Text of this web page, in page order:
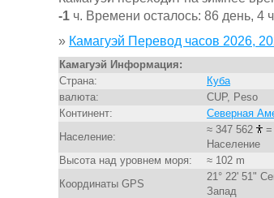
-1 ч. Времени осталось: 86 день, 4
» Камагуэй Перевод часов 2026,
Камагуэй Информация:
Страна:
Куба
валюта:
CUP, Peso
Континент:
Северная
Население:
≈ 347 562
Население
Высота над уровнем моря:
≈ 102 m
Координаты GPS
21° 22' 51"
Запад